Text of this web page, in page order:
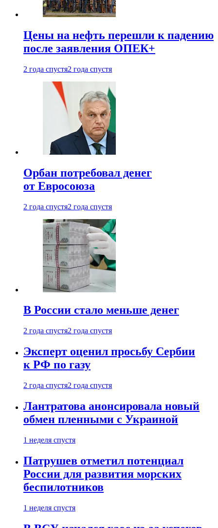
Цены на нефть перешли к падению
после заявления ОПЕК+
2 года спустя2 года спустя
Орбан потребовал денег
от Евросоюза
2 года спустя2 года спустя
В России стало меньше денег
2 года спустя2 года спустя
Эксперт оценил просьбу Сербии
к РФ по газу
2 года спустя2 года спустя
Лантратова анонсировала новый
обмен пленными с Украиной
1 неделя спустя
Патрушев отметил потенциал
России для развития морских
беспилотников
1 неделя спустя